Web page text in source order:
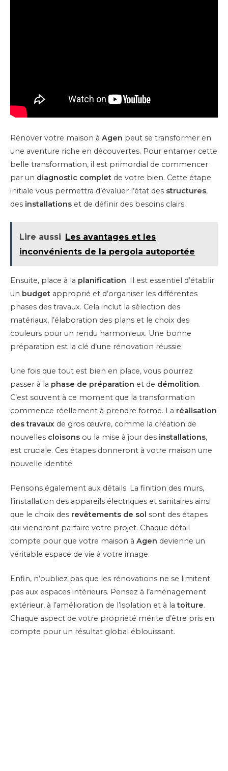
Rénover votre maison à Agen peut se transformer en
une aventure riche en découvertes. Pour entamer cette
belle transformation, il est primordial de commencer
par un diagnostic complet de votre bien. Cette étape
initiale vous permettra d’évaluer l’état des structures,
des installations et de définir des besoins clairs.
Lire aussi Les avantages et les
inconvénients de la pergola autoportée
Ensuite, place à la planification. Il est essentiel d’établir
un budget approprié et d’organiser les différentes
phases des travaux. Cela inclut la sélection des
matériaux, l’élaboration des plans et le choix des
couleurs pour un rendu harmonieux. Une bonne
préparation est la clé d’une rénovation réussie.
Une fois que tout est bien en place, vous pourrez
passer à la phase de préparation et de démolition.
C’est souvent à ce moment que la transformation
commence réellement à prendre forme. La réalisation
des travaux de gros œuvre, comme la création de
nouvelles cloisons ou la mise à jour des installations,
est cruciale. Ces étapes donneront à votre maison une
nouvelle identité.
Pensons également aux détails. La finition des murs,
l’installation des appareils électriques et sanitaires ainsi
que le choix des revêtements de sol sont des étapes
qui viendront parfaire votre projet. Chaque détail
compte pour que votre maison à Agen devienne un
véritable espace de vie à votre image.
Enfin, n’oubliez pas que les rénovations ne se limitent
pas aux espaces intérieurs. Pensez à l’aménagement
extérieur, à l’amélioration de l’isolation et à latoiture.
Chaque aspect de votre propriété mérite d’être pris en
compte pour un résultat global éblouissant.